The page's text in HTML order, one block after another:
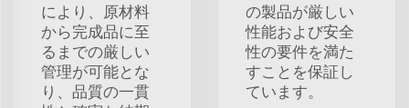
により、原材料
から完成品に至
るまでの厳しい
管理が可能とな
り、品質の一貫
の製品が厳しい
性能および安全
性の要件を満た
すことを保証し
ています。